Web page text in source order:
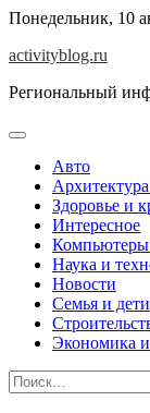
Skip
content
Понедельник, 10
activityblog.ru
Региональный
Авто
Здоровье и
Интересное
Наука и
Новости
Семья и дети
Экономика
Найти: